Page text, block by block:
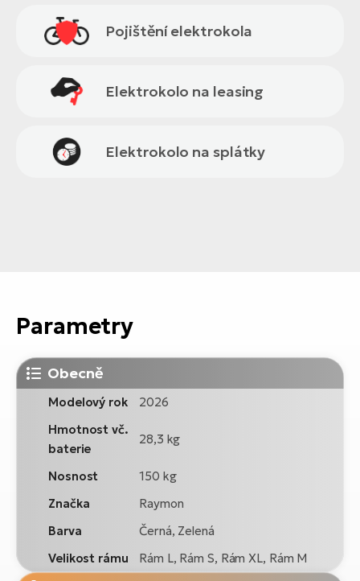
Pojištění elektrokola
Elektrokolo na leasing
Elektrokolo na splátky
Parametry
Obecně
Modelový rok
2026
Hmotnost vč.
baterie
28,3 kg
Nosnost
150 kg
Značka
Raymon
Barva
Černá, Zelená
Velikost rámu
Rám L, Rám S, Rám XL, Rám M